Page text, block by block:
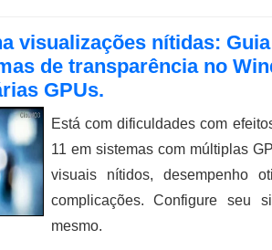
visualizações nítidas:
de transparência no
GPUs.
Está com dificuldades com
11 em sistemas com múltiplas
visuais nítidos, desempenho
complicações. Configure seu
mesmo.